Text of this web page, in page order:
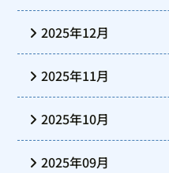
2025年12月
2025年11月
2025年10月
2025年09月